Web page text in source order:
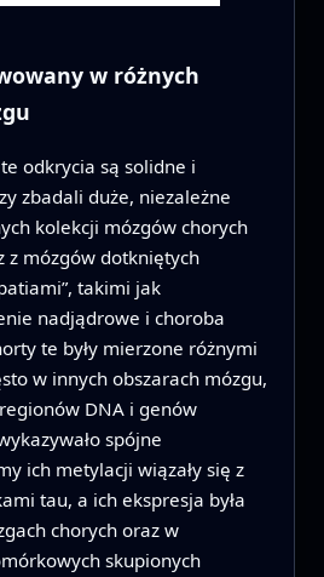
w różnych
odkrycia są solidne i
zbadali duże, niezależne
kolekcji mózgów chorych
z mózgów dotkniętych
takimi jak
nadjądrowe i choroba
te były mierzone różnymi
w innych obszarach mózgu,
DNA i genów
spójne
ich metylacji wiązały się z
tau, a ich ekspresja była
chorych oraz w
skupionych